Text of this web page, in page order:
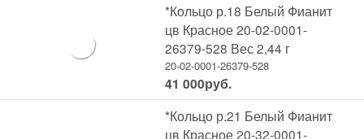
*Кольцо р.18 Белый Фианит
цв Красное 20-02-0001-
26379-528 Вес 2,44 г
20-02-0001-26379-528
41 000руб.
*Кольцо р.21 Белый Фианит
цв Красное 20-32-0001-